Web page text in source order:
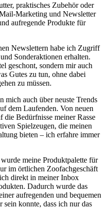
praktisches Zubehör oder⁤
Marketing und Newsletter⁢
aufregende Produkte⁣ für
Newslettern habe ich Zugriff
Sonderaktionen erhalten.
geschont, sondern mir auch
​Gutes zu tun, ohne ⁤dabei
zu müssen.
mich auch über neuste Trends
dem Laufenden. Von⁤ neuen
die Bedürfnisse meiner Rasse
Spielzeugen, die meinen
bieten – ich erfahre immer‌
meine Produktpalette für
im‌ örtlichen Zoofachgeschäft
direkt in meiner Inbox
Dadurch wurde⁤ das
aufregenden und bequemen
konnte, dass ⁢ich nur das